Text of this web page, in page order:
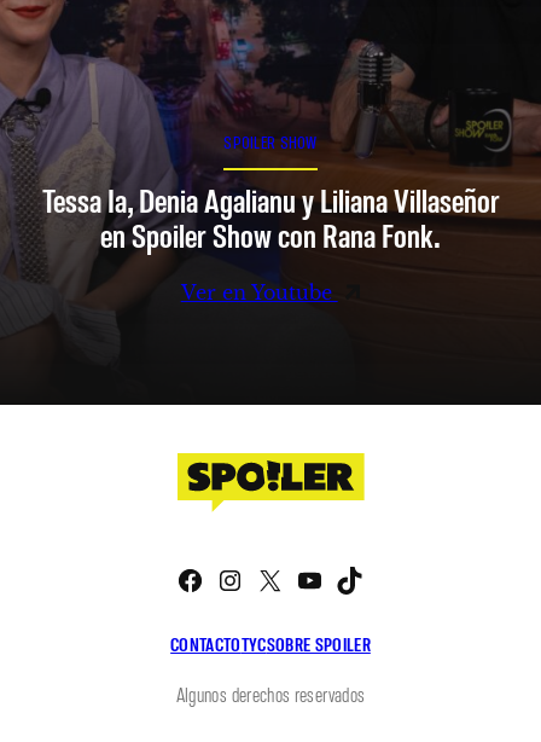
SPOILER SHOW
Tessa Ia, Denia Agalianu y Liliana Villaseñor
en Spoiler Show con Rana Fonk.
Ver en Youtube
CONTACTOTYCSOBRE SPOILER
Facebook
Instagram
X YouTube
Algunos derechos reservados